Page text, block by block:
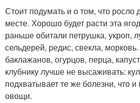
Стоит подумать и о том, что росло
месте. Хорошо будет расти эта
раньше обитали петрушка, укроп,
сельдерей, редис, свекла,
баклажанов, огурцов, перца,
клубнику лучше не высаживать:
подхватывает те же болезни, что
овощи.